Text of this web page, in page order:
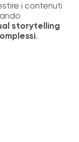
i contenuti
storytelling
.